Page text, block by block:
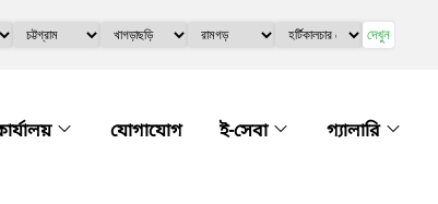
দেখুন
যোগাযোগ ই-সেবা গ্যালারি